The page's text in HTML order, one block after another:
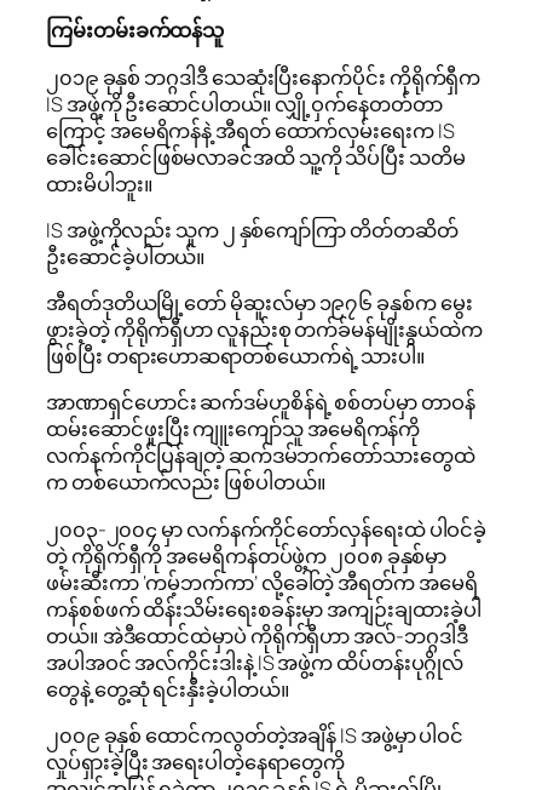
ကြမ်းတမ်းခက်ထန်သူ
၂၀၁၉ ခုနှစ် ဘဂ္ဂဒါဒီ သေဆုံးပြီးနောက်ပိုင်း ကိုရိုက်ရှီက
IS အဖွဲ့ကို ဦးဆောင်ပါတယ်။ လျှို့ဝှက်နေတတ်တာ
ကြောင့် အမေရိကန်နဲ့ အီရတ် ထောက်လှမ်းရေးက IS
ခေါင်းဆောင်ဖြစ်မလာခင်အထိ သူ့ကို သိပ်ပြီး သတိမ
ထားမိပါဘူး။
IS အဖွဲ့ကိုလည်း သူက ၂ နှစ်ကျော်ကြာ တိတ်တဆိတ်
ဦးဆောင်ခဲ့ပါတယ်။
အီရတ်ဒုတိယမြို့တော် မိုဆူးလ်မှာ ၁၉၇၆ ခုနှစ်က မွေး
ဖွားခဲ့တဲ့ ကိုရိုက်ရှီဟာ လူနည်းစု တက်ခ်မန်မျိုးနွယ်ထဲက
ဖြစ်ပြီး တရားဟောဆရာတစ်ယောက်ရဲ့ သားပါ။
အာဏာရှင်ဟောင်း ဆက်ဒမ်ဟူစိန်ရဲ့ စစ်တပ်မှာ တာဝန်
ထမ်းဆောင်ဖူးပြီး ကျူးကျော်သူ အမေရိကန်ကို
လက်နက်ကိုင်ပြန်ချတဲ့ ဆက်ဒမ်ဘက်​တော်သားတွေထဲ
က တစ်ယောက်လည်း ဖြစ်ပါတယ်။
၂၀၀၃-၂၀၀၄ မှာ လက်နက်ကိုင်တော်လှန်ရေးထဲ ပါဝင်ခဲ့
တဲ့ ကိုရိုက်ရှီကို အမေရိကန်တပ်ဖွဲ့က ၂၀၀၈ ခုနှစ်မှာ
ဖမ်းဆီးကာ ‘ကမ့်ဘက်ကာ’ လို့ခေါ်တဲ့ အီရတ်က အမေရိ
ကန်စစ်ဖက် ထိန်းသိမ်းရေးစခန်းမှာ အကျဉ်းချထားခဲ့ပါ
တယ်။ အဲဒီထောင်ထဲမှာပဲ ကိုရိုက်ရှီဟာ အလ်-ဘဂ္ဂဒါဒီ
အပါအဝင် အလ်ကိုင်းဒါးနဲ့ IS အဖွဲ့က ထိပ်တန်းပုဂ္ဂိုလ်
တွေနဲ့ တွေ့ဆုံ ရင်းနှီးခဲ့ပါတယ်။
၂၀၀၉ ခုနှစ် ထောင်ကလွတ်တဲ့အချိန် IS အဖွဲ့မှာ ပါဝင်
လှုပ်ရှားခဲ့ပြီး အရေးပါတဲ့နေရာတွေကို